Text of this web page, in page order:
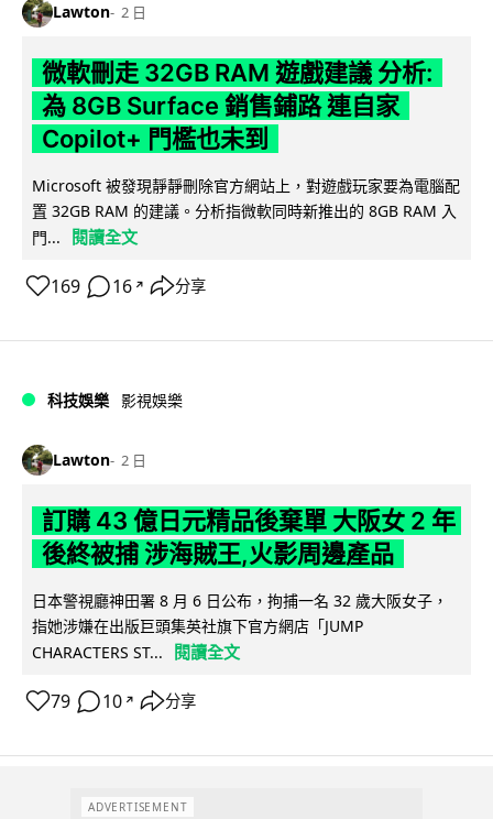
Lawton 2 日
微軟刪走 32GB RAM 遊戲建議 分析:
為 8GB Surface 銷售鋪路 連自家
Copilot+ 門檻也未到
Microsoft 被發現靜靜刪除官方網站上，對遊戲玩家要為電腦配
置 32GB RAM 的建議。分析指微軟同時新推出的 8GB RAM 入
門...
閱讀全文
169 16 ↗ 分享
科技娛樂 影視娛樂
Lawton 2 日
訂購 43 億日元精品後棄單 大阪女 2 年
後終被捕 涉海賊王,火影周邊產品
日本警視廳神田署 8 月 6 日公布，拘捕一名 32 歲大阪女子，
指她涉嫌在出版巨頭集英社旗下官方網店「JUMP
CHARACTERS ST...
閱讀全文
79 10 ↗ 分享
ADVERTISEMENT